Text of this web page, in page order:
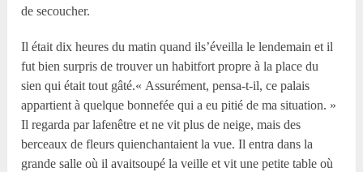
de secoucher.
Il était dix heures du matin quand ils’éveilla le lendemain et il
fut bien surpris de trouver un habitfort propre à la place du
sien qui était tout gâté.« Assurément, pensa-t-il, ce palais
appartient à quelque bonnefée qui a eu pitié de ma situation. »
Il regarda par lafenêtre et ne vit plus de neige, mais des
berceaux de fleurs quienchantaient la vue. Il entra dans la
grande salle où il avaitsoupé la veille et vit une petite table où